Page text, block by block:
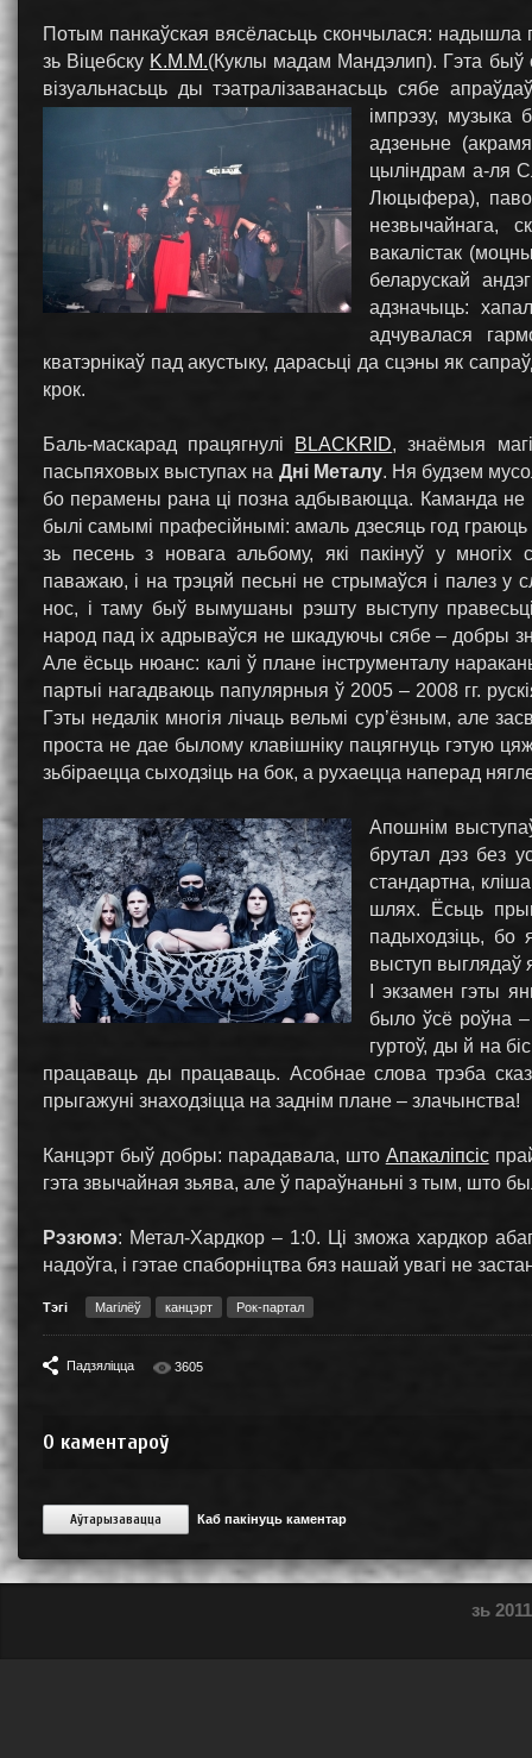
Потым панкаўская вясёласьць скончылася: надышла
зь Віцебску K.M.M.(Куклы мадам Мандэлип). Гэта быў
візуальнасьць ды тэатралізаванасьць сябе
імпрэзу, музыка
адзеньне
цыліндрам а-ля
Люцыфера),
незвычайнага,
вакалістак
беларускай
адзначыць:
адчувалася
кватэрнікаў пад акустыку, дарасьці да сцэны як
крок.
Баль-маскарад працягнулі BLACKRID, знаёмыя
пасьпяховых выступах на Дні Металу. Ня будзем
бо перамены рана ці позна адбываюцца. Каманда не
былі самымі прафесійнымі: амаль дзесяць год
зь песень з новага альбому, які пакінуў у
паважаю, і на трэцяй песьні не стрымаўся і палез у
нос, і таму быў вымушаны рэшту выступу
народ пад іх адрываўся не шкадуючы сябе – добры
Але ёсьць нюанс: калі ў плане інструменталу
партыі нагадваюць папулярныя ў 2005 – 2008 гг.
Гэты недалік многія лічаць вельмі сур’ёзным, але
проста не дае былому клавішніку пацягнуць гэтую
зьбіраецца сыходзіць на бок, а рухаецца наперад
Апошнім
брутал дэз без
стандартна,
шлях. Ёсьць
падыходзіць, бо
выступ выглядаў
І экзамен гэты
было ўсё роўна
гуртоў, ды й на
працаваць ды працаваць. Асобнае слова трэба
прыгажуні знаходзіцца на заднім плане – злачынства!
Канцэрт быў добры: парадавала, што Апакаліпсіс
гэта звычайная зьява, але ў параўнаньні з тым, што
Рэзюмэ: Метал-Хардкор – 1:0. Ці зможа хардкор
надоўга, і гэтае спаборніцтва бяз нашай увагі не
Тэгі Магілёў канцэрт Рок-партал
Падзяліцца 3605
0 каментароў
Аўтарызавацца Каб пакінуць каментар
зь 2011